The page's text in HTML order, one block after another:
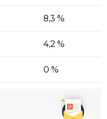
8,3 %
4,2 %
0 %